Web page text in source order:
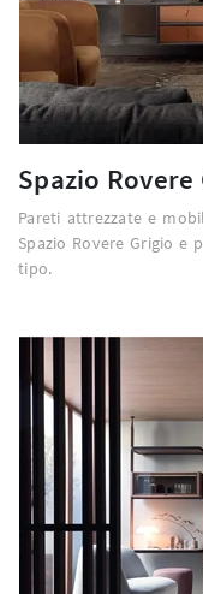
Spazio Rovere
Pareti attrezzate e
Spazio Rovere Grigio e
tipo.